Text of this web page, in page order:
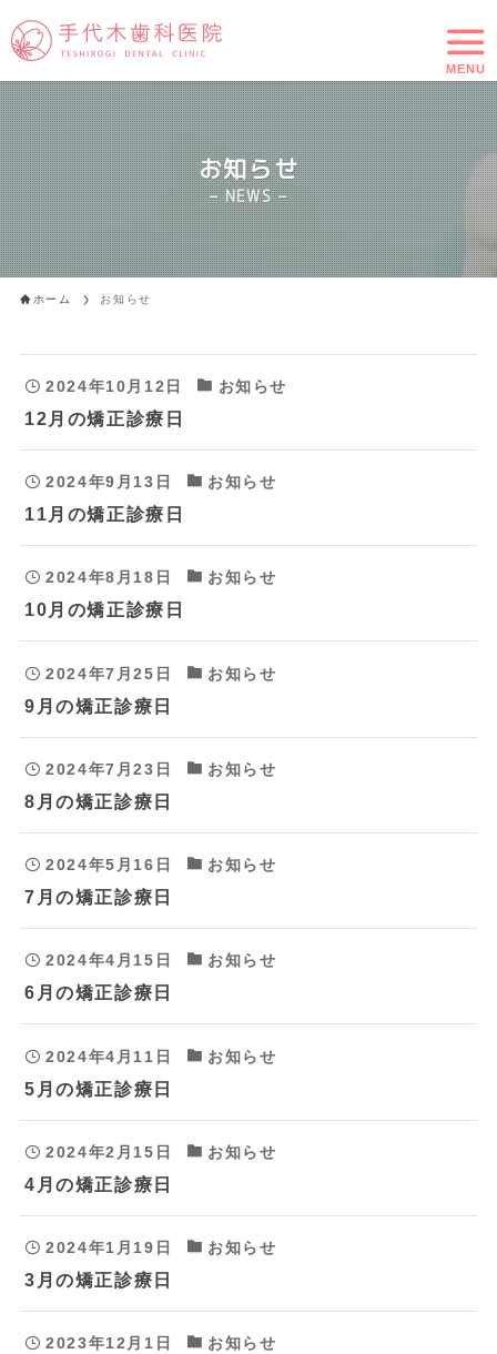
MENU
お知らせ
– NEWS –
ホーム お知らせ
2024年10月12日 お知らせ
12月の矯正診療日
2024年9月13日 お知らせ
11月の矯正診療日
2024年8月18日 お知らせ
10月の矯正診療日
2024年7月25日 お知らせ
9月の矯正診療日
2024年7月23日 お知らせ
8月の矯正診療日
2024年5月16日 お知らせ
7月の矯正診療日
2024年4月15日 お知らせ
6月の矯正診療日
2024年4月11日 お知らせ
5月の矯正診療日
2024年2月15日 お知らせ
4月の矯正診療日
2024年1月19日 お知らせ
3月の矯正診療日
2023年12月1日 お知らせ